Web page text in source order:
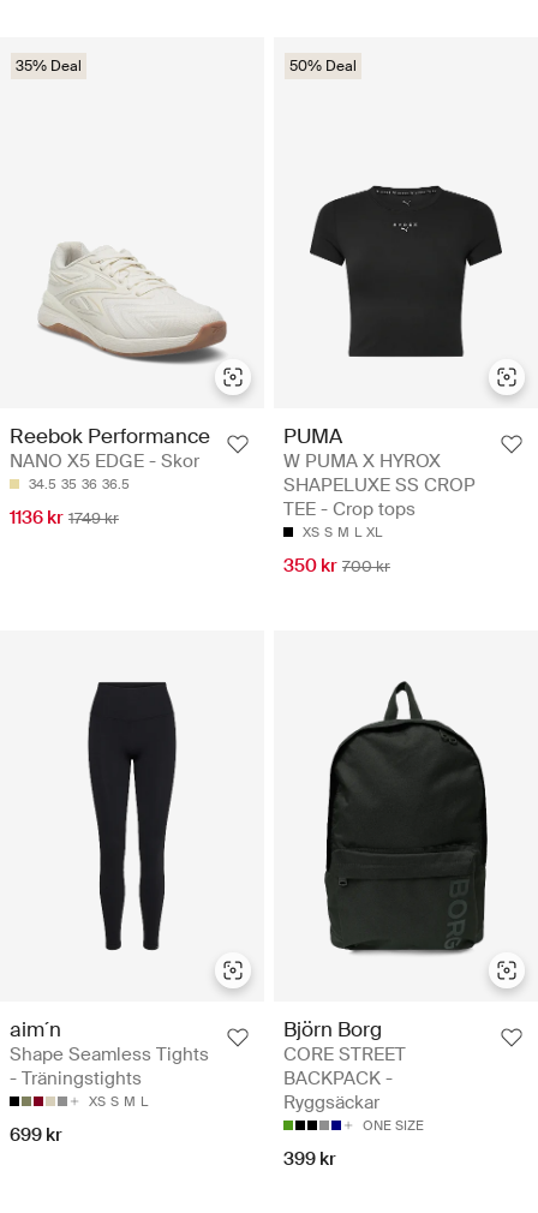
35% Deal
Reebok Performance
NANO X5 EDGE - Skor
34.5 35 36 36.5
1136 kr 1749 kr
50% Deal
PUMA
W PUMA X HYROX
SHAPELUXE SS CROP
TEE - Crop tops
XS S M L XL
350 kr 700 kr
aim´n
Shape Seamless Tights
- Träningstights
XS S M L
699 kr
Björn Borg
CORE STREET
BACKPACK -
Ryggsäckar
ONE SIZE
399 kr